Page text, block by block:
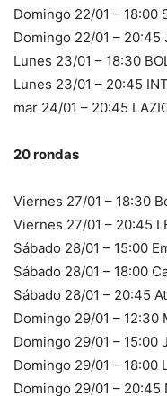
Domingo 22/01 – 18:00
Domingo 22/01 – 20:45
Lunes 23/01 – 18:30
Lunes 23/01 – 20:45
mar 24/01 – 20:45
20 rondas
Viernes 27/01 – 18:30
Viernes 27/01 – 20:45
Sábado 28/01 – 15:00
Sábado 28/01 – 18:00
Sábado 28/01 – 20:45
Domingo 29/01 – 12:30
Domingo 29/01 – 15:00
Domingo 29/01 – 18:00
Domingo 29/01 – 20:45